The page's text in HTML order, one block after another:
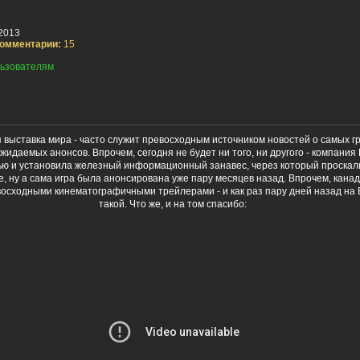
15
выставка мира - часто служит превосходным источником новостей о самых
анонсов. Впрочем, сегодня не будет ни того, ни другого -
и установила железный информационный занавес, через который
ну а сама игра была анонсирована уже пару месяцев назад. Впрочем,
кинематографичными трейлерами - и как раз пару дней назад на
такой. Что же, и на том спасибо: